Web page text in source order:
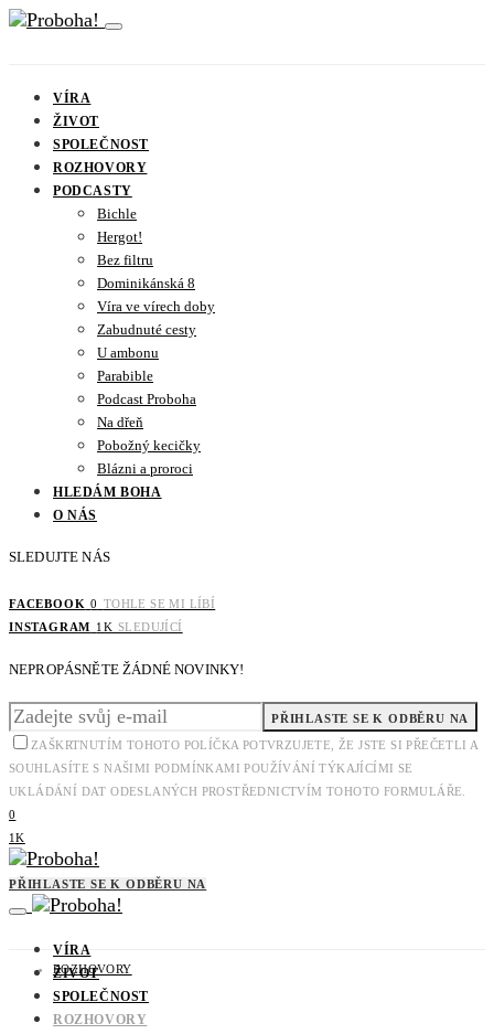
VÍRA
ŽIVOT
SPOLEČNOST
ROZHOVORY
PODCASTY
Bichle
Hergot!
Bez filtru
Dominikánská 8
Víra ve vírech doby
Zabudnuté cesty
U ambonu
Parabible
Podcast Proboha
Na dřeň
Pobožný kecičky
Blázni a proroci
HLEDÁM BOHA
O NÁS
SLEDUJTE NÁS
FACEBOOK 0 TOHLE SE MI LÍBÍ
INSTAGRAM 1K SLEDUJÍCÍ
NEPROPÁSNĚTE ŽÁDNÉ NOVINKY!
PŘIHLASTE SE K ODBĚRU NA
ZAŠKRTNUTÍM TOHOTO POLÍČKA POTVRZUJETE, ŽE JSTE SI PŘEČETLI A
SOUHLASÍTE S NAŠIMI PODMÍNKAMI POUŽÍVÁNÍ TÝKAJÍCÍMI SE
UKLÁDÁNÍ DAT ODESLANÝCH PROSTŘEDNICTVÍM TOHOTO FORMULÁŘE.
0
1K
PŘIHLASTE SE K ODBĚRU NA
VÍRA
ŽIVOT
SPOLEČNOST
ROZHOVORY
ROZHOVORY